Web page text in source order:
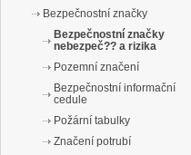
Bezpečnostní značky
Bezpečnostní značky
nebezpeč?? a rizika
Pozemní značení
Bezpečnostní informační
cedule
Požární tabulky
Značení potrubí